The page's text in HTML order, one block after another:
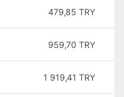
479,85 TRY
959,70 TRY
1 919,41 TRY